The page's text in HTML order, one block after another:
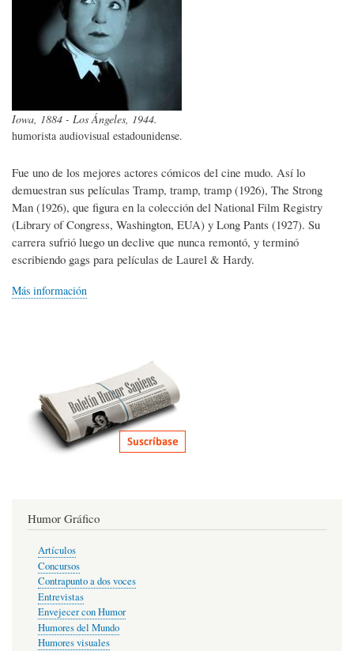
Iowa, 1884 - Los Ángeles, 1944.
humorista audiovisual estadounidense.
Fue uno de los mejores actores cómicos del cine mudo. Así lo
demuestran sus películas Tramp, tramp, tramp (1926), The Strong
Man (1926), que figura en la colección del National Film Registry
(Library of Congress, Washington, EUA) y Long Pants (1927). Su
carrera sufrió luego un declive que nunca remontó, y terminó
escribiendo gags para películas de Laurel & Hardy.
Más información
Humor Gráfico
Artículos
Concursos
Contrapunto a dos voces
Entrevistas
Envejecer con Humor
Humores del Mundo
Humores visuales